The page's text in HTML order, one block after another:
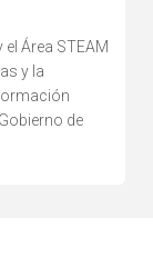
Área STEAM
y la
de